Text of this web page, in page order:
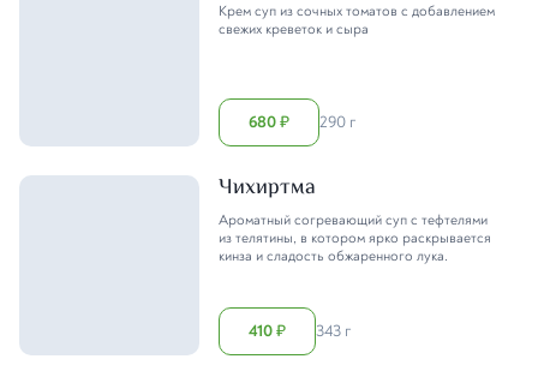
Крем суп из сочных томатов с добавлением
свежих креветок и сыра
680₽ 290 г
Чихиртма
Ароматный согревающий суп с тефтелями
из телятины, в котором ярко раскрывается
кинза и сладость обжаренного лука.
410₽ 343 г